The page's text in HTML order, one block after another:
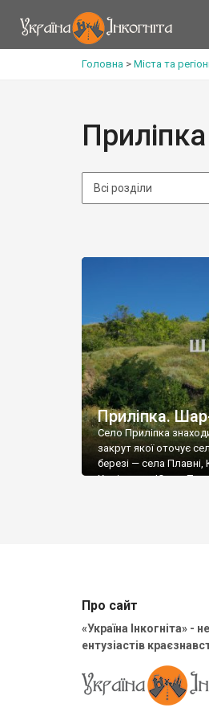
Головна > Міста та
Приліпка
Приліпка.
Село Приліпка
закрут якої оточує
березі — села Плавні,
Хорішки та Юрки.
Про сайт
«Україна Інкогніта» -
ентузіастів